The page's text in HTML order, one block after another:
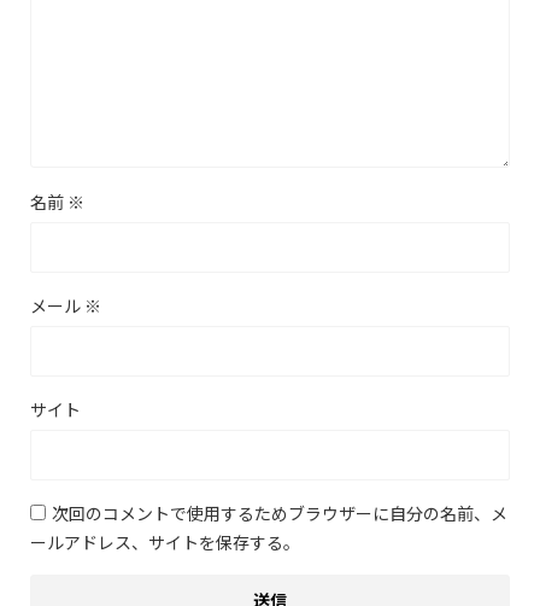
名前 ※
メール ※
サイト
次回のコメントで使用するためブラウザーに自分の名前、メ
ールアドレス、サイトを保存する。